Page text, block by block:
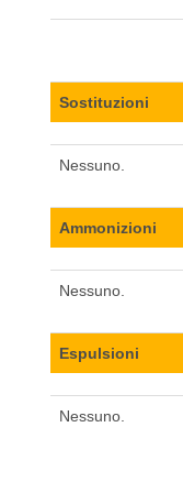
Sostituzioni
Nessuno.
Ammonizioni
Nessuno.
Espulsioni
Nessuno.